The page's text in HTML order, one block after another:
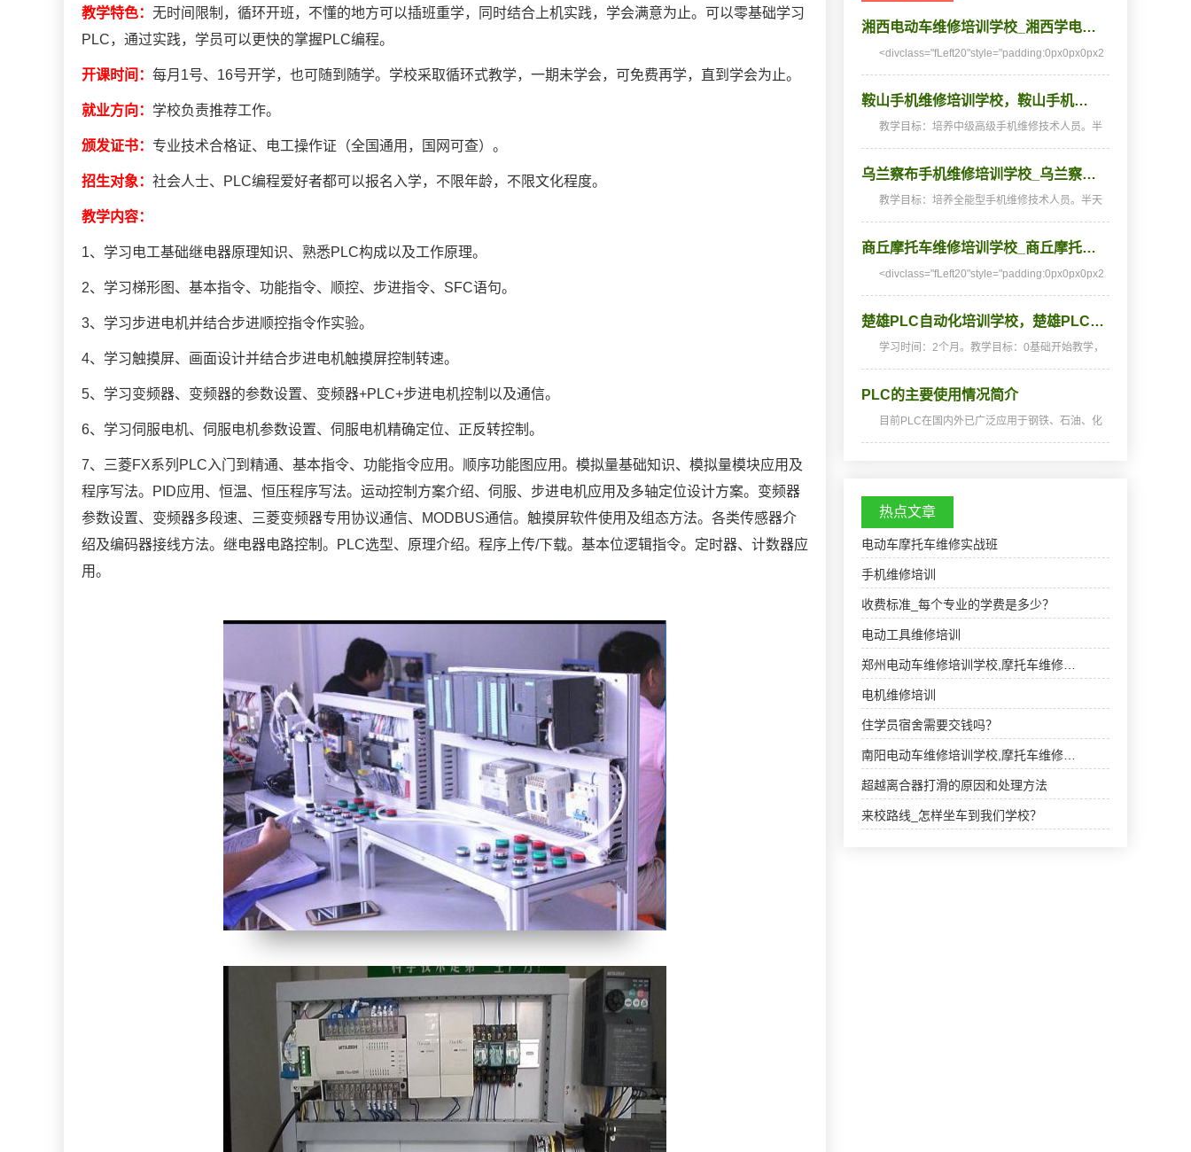
教学特色： 无时间限制，循环开班，不懂的地方可以插班重学，同时结合上机实践，学会满意为止。可以零基础学习
PLC，通过实践，学员可以更快的掌握PLC编程。
开课时间： 每月1号、16号开学，也可随到随学。学校采取循环式教学，一期未学会，可免费再学，直到学会为止。
就业方向： 学校负责推荐工作。
颁发证书： 专业技术合格证、电工操作证（全国通用，国网可查）。
招生对象： 社会人士、PLC编程爱好者都可以报名入学，不限年龄，不限文化程度。
教学内容：
1、学习电工基础继电器原理知识、熟悉PLC构成以及工作原理。
2、学习梯形图、基本指令、功能指令、顺控、步进指令、SFC语句。
3、学习步进电机并结合步进顺控指令作实验。
4、学习触摸屏、画面设计并结合步进电机触摸屏控制转速。
5、学习变频器、变频器的参数设置、变频器+PLC+步进电机控制以及通信。
6、学习伺服电机、伺服电机参数设置、伺服电机精确定位、正反转控制。
7、三菱FX系列PLC入门到精通、基本指令、功能指令应用。顺序功能图应用。模拟量基础知识、模拟量模块应用及
程序写法。PID应用、恒温、恒压程序写法。运动控制方案介绍、伺服、步进电机应用及多轴定位设计方案。变频器
参数设置、变频器多段速、三菱变频器专用协议通信、MODBUS通信。触摸屏软件使用及组态方法。各类传感器介
绍及编码器接线方法。继电器电路控制。PLC选型、原理介绍。程序上传/下载。基本位逻辑指令。定时器、计数器应
用。
湘西电动车维修培训学校_湘西学电…
<divclass="fLeft20"style="padding:0px0px0px2
鞍山手机维修培训学校，鞍山手机…
教学目标：培养中级高级手机维修技术人员。半
义上的手机维修高手。学习时间：2个月(采用我
乌兰察布手机维修培训学校_乌兰察…
教学目标：培养全能型手机维修技术人员。半天
上的、全能的手机维修技术人才和手机维修店老
商丘摩托车维修培训学校_商丘摩托…
<divclass="fLeft20"style="padding:0px0px0px2
楚雄PLC自动化培训学校，楚雄PLC…
学习时间：2个月。教学目标：0基础开始教学，
会为止。教学特色：无时间限制，循环开班，不
PLC的主要使用情况简介
目前PLC在国内外已广泛应用于钢铁、石油、化
热点文章
电动车摩托车维修实战班
手机维修培训
收费标准_每个专业的学费是多少？
电动工具维修培训
郑州电动车维修培训学校,摩托车维修…
电机维修培训
住学员宿舍需要交钱吗？
南阳电动车维修培训学校,摩托车维修…
超越离合器打滑的原因和处理方法
来校路线_怎样坐车到我们学校？